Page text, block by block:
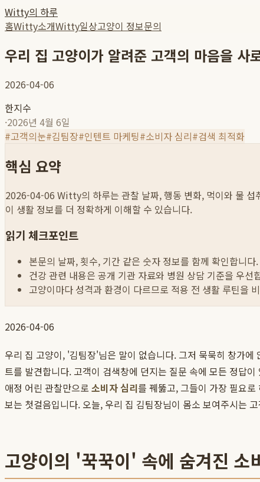
Witty의 하루
홈Witty소개Witty일상고양이 정보문의
우리 집 고양이가 알려준 고객의 마음을 사
2026-04-06
한지수
·2026년 4월 6일
#고객의눈#김팀장#인텐트 마케팅#소비자 심리#검색 최적화
핵심 요약
2026-04-06 Witty의 하루는 관찰 날짜, 행동 변화, 먹이와 물 섭
이 생활 정보를 더 정확하게 이해할 수 있습니다.
읽기 체크포인트
본문의 날짜, 횟수, 기간 같은 숫자 정보를 함께 확인합니다.
건강 관련 내용은 공개 기관 자료와 병원 상담 기준을 우선
고양이마다 성격과 환경이 다르므로 적용 전 생활 루틴을
2026-04-06
우리 집 고양이, '김팀장'님은 말이 없습니다. 그저 묵묵히 창가
트를 발견합니다. 고객이 검색창에 던지는 질문 속에 모든 정답
애정 어린 관찰만으로 소비자 심리를 꿰뚫고, 그들이 가장 필요로
보는 첫걸음입니다. 오늘, 우리 집 김팀장님이 몸소 보여주시는
고양이의 '꾹꾹이' 속에 숨겨진 소